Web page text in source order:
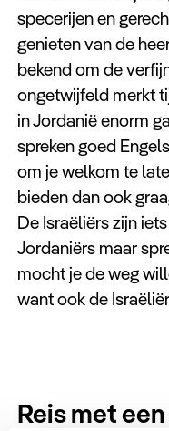
specerijen en
genieten van de
bekend om de
ongetwijfeld merkt
in Jordanië enorm
spreken goed
om je welkom te
bieden dan ook
De Israëliërs zijn
Jordaniërs maar
mocht je de weg
want ook de
Reis met